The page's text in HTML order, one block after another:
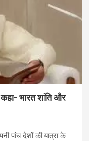
कहा- भारत शांति और
पांच देशों की यात्रा के